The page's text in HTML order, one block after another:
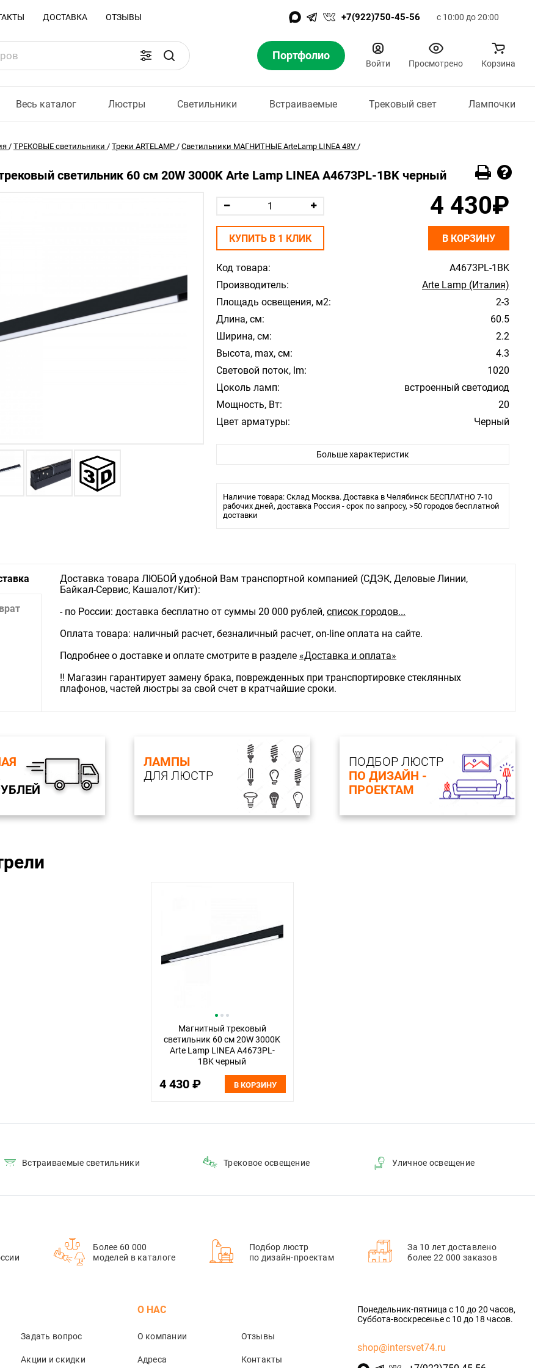
ДОСТАВКА ОТЗЫВЫ +7(922)750-45-56 с 10:00 до 20:00
Портфолио
Войти Просмотрено Корзина
Весь каталог Люстры Светильники Встраиваемые Трековый свет Лампочки
/ ТРЕКОВЫЕ светильники / Треки ARTELAMP / Светильники МАГНИТНЫЕ ArteLamp LINEA 48V /
светильник 60 см 20W 3000K Arte Lamp LINEA A4673PL-1BK черный
Код товара:
A4673PL-1BK
Производитель:
Arte Lamp (Италия)
Площадь освещения, м2:
2-3
Длина, см:
60.5
Ширина, см:
2.2
Высота, max, см:
4.3
Световой поток, lm:
1020
Цоколь ламп:
встроенный светодиод
Мощность, Вт:
20
Цвет арматуры:
Черный
Материал плафона/абажура:
Тип крепления:
Шинопровод (трек)
Больше характеристик
Наличие товара: Склад Москва. Доставка в Челябинск БЕСПЛАТНО 7-10
рабочих дней, доставка Россия - срок по запросу, >50 городов бесплатной
доставки
4 430₽
КУПИТЬ В 1 КЛИК В КОРЗИНУ
Доставка товара ЛЮБОЙ удобной Вам транспортной компанией (СДЭК, Деловые Линии,
Байкал-Сервис, Кашалот/Кит):
- по России: доставка бесплатно от суммы 20 000 рублей, список городов...
Оплата товара: наличный расчет, безналичный расчет, on-line оплата на сайте.
Подробнее о доставке и оплате смотрите в разделе «Доставка и оплата»
‼️ Магазин гарантирует замену брака, поврежденных при транспортировке стеклянных
плафонов, частей люстры за свой счет в кратчайшие сроки.
ЛАМПЫ
ДЛЯ ЛЮСТР
ПОДБОР ЛЮСТР
ПО ДИЗАЙН -
ПРОЕКТАМ
Магнитный трековый
светильник 60 см 20W 3000K
Arte Lamp LINEA A4673PL-
1BK черный
4 430 ₽ В КОРЗИНУ
Встраиваемые светильники Трековое освещение Уличное освещение
Более 60 000
моделей в каталоге
Подбор люстр
по дизайн-проектам
За 10 лет доставлено
более 22 000 заказов
Задать вопрос
Акции и скидки
О НАС
О компании Отзывы
Адреса Контакты
Понедельник-пятница с 10 до 20 часов,
Суббота-воскресенье с 10 до 18 часов.
shop@intersvet74.ru